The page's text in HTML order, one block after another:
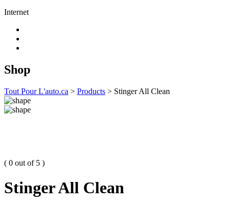
Internet
Shop
Tout Pour L'auto.ca > Products > Stinger All Clean
( 0 out of 5 )
Stinger All Clean